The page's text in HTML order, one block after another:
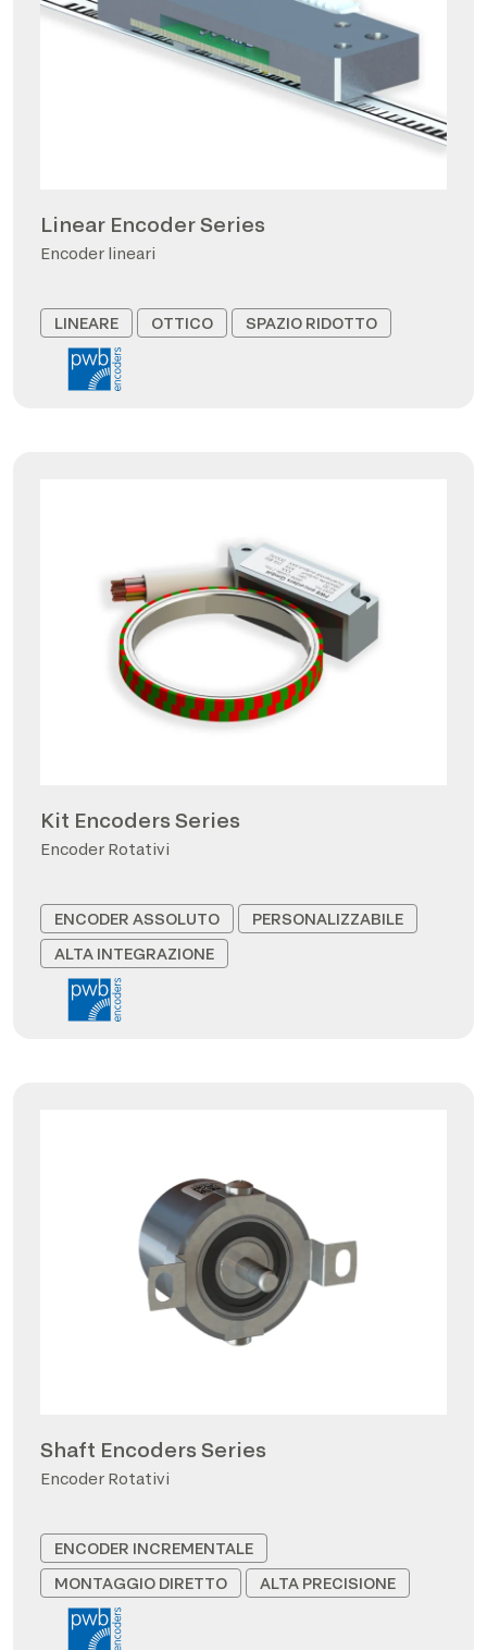
Linear Encoder Series
Encoder lineari
LINEARE OTTICO SPAZIO RIDOTTO
Kit Encoders Series
Encoder Rotativi
ENCODER ASSOLUTO
PERSONALIZZABILE
ALTA INTEGRAZIONE
Shaft Encoders Series
Encoder Rotativi
ENCODER INCREMENTALE
MONTAGGIO DIRETTO
ALTA PRECISIONE